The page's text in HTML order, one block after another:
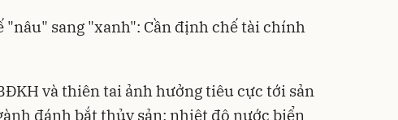
"nâu" sang "xanh": Cần định chế tài chính
và thiên tai ảnh hưởng tiêu cực tới sản
đánh bắt thủy sản: nhiệt độ nước biển